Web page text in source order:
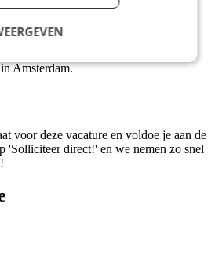
wilt jezelf constant verbeteren.
Amsterdam.
voor deze vacature en voldoe je aan de
'Solliciteer direct!' en we nemen zo snel